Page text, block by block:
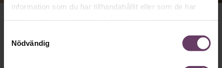
information som du har tillhandahållit eller som de har
Nödvändig
mejl från främlingar. Men studenten
Ben Horwitzpå
Harvard Business School kom på ett trick: Han skapade